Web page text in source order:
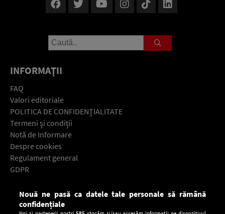
INFORMAŢII
FAQ
Valori editoriale
POLITICA DE CONFIDENŢIALITATE
Termeni şi condiţii
Notă de Informare
Despre cookies
Regulament general
GDPR
Descarcă gratuit aplicaţia Europa FM pentru smartphone:
Nouă ne pasă ca datele tale personale să rămână
confidențiale